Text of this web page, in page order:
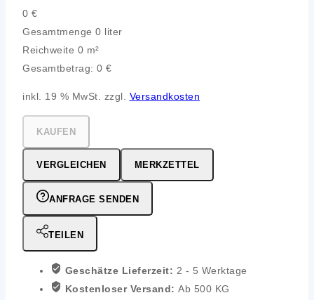
0 €
Gesamtmenge 0 liter
Reichweite 0 m²
Gesamtbetrag: 0 €
inkl. 19 % MwSt. zzgl. Versandkosten
KAUFEN
VERGLEICHEN MERKZETTEL
ANFRAGE SENDEN
TEILEN
Geschätze Lieferzeit: 2 - 5 Werktage
Kostenloser Versand: Ab 500 KG